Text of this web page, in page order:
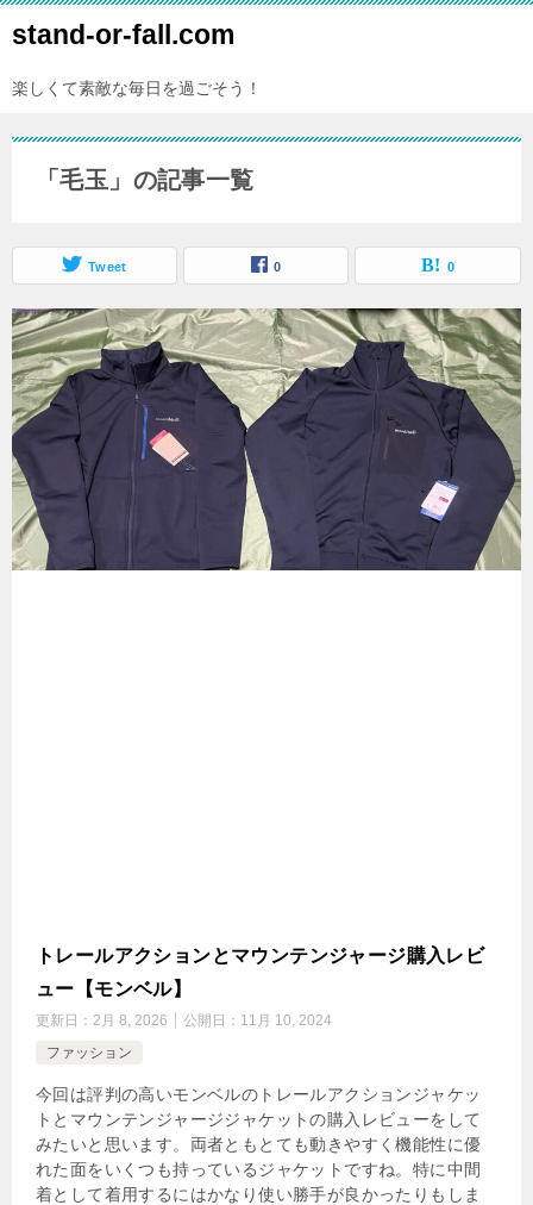
stand-or-fall.com
楽しくて素敵な毎日を過ごそう！
「毛玉」の記事一覧
Tweet 0 0
トレールアクションとマウンテンジャージ購入レビ
ュー【モンベル】
更新日： 2月 8, 2026 公開日： 11月 10, 2024
ファッション
今回は評判の高いモンベルのトレールアクションジャケッ
トとマウンテンジャージジャケットの購入レビューをして
みたいと思います。両者ともとても動きやすく機能性に優
れた面をいくつも持っているジャケットですね。特に中間
着として着用するにはかなり使い勝手が良かったりもしま